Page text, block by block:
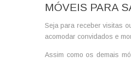
MÓVEIS PARA
Seja para receber visitas
acomodar convidados e
Assim como os demais